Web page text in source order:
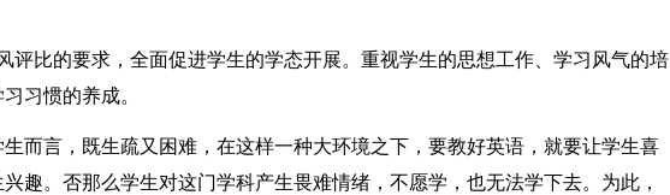
比的要求，全面促进学生的学态开展。重视学生的思想工作、学习风气的培
习惯的养成。
言，既生疏又困难，在这样一种大环境之下，要教好英语，就要让学生喜
趣。否那么学生对这门学科产生畏难情绪，不愿学，也无法学下去。为此，